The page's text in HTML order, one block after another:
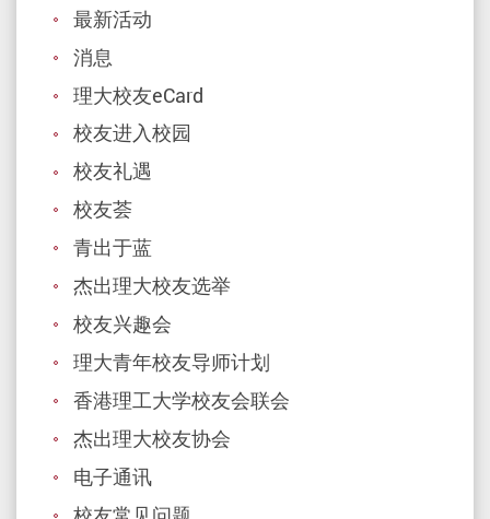
最新活动
消息
理大校友eCard
校友进入校园
校友礼遇
校友荟
青出于蓝
杰出理大校友选举
校友兴趣会
理大青年校友导师计划
香港理工大学校友会联会
杰出理大校友协会
电子通讯